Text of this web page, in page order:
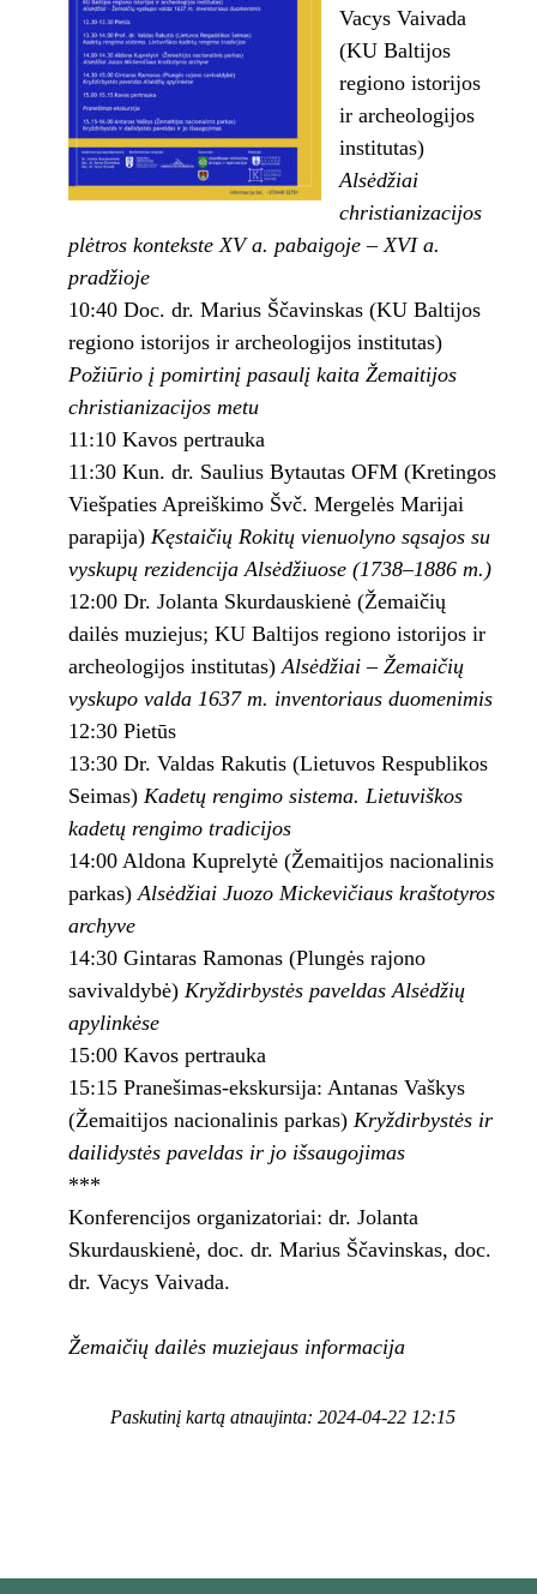
Vacys Vaivada
(KU Baltijos
regiono istorijos
ir archeologijos
institutas)
Alsėdžiai
christianizacijos
plėtros kontekste XV a. pabaigoje – XVI a.
pradžioje
10:40 Doc. dr. Marius Ščavinskas (KU Baltijos
regiono istorijos ir archeologijos institutas)
Požiūrio į pomirtinį pasaulį kaita Žemaitijos
christianizacijos metu
11:10 Kavos pertrauka
11:30 Kun. dr. Saulius Bytautas OFM (Kretingos
Viešpaties Apreiškimo Švč. Mergelės Marijai
parapija) Kęstaičių Rokitų vienuolyno sąsajos su
vyskupų rezidencija Alsėdžiuose (1738–1886 m.)
12:00 Dr. Jolanta Skurdauskienė (Žemaičių
dailės muziejus; KU Baltijos regiono istorijos ir
archeologijos institutas)Alsėdžiai – Žemaičių
vyskupo valda 1637 m. inventoriaus duomenimis
12:30 Pietūs
13:30 Dr. Valdas Rakutis (Lietuvos Respublikos
Seimas) Kadetų rengimo sistema. Lietuviškos
kadetų rengimo tradicijos
14:00 Aldona Kuprelytė (Žemaitijos nacionalinis
parkas)Alsėdžiai Juozo Mickevičiaus kraštotyros
archyve
14:30 Gintaras Ramonas (Plungės rajono
savivaldybė) Kryždirbystės paveldas Alsėdžių
apylinkėse
15:00 Kavos pertrauka
15:15 Pranešimas-ekskursija: Antanas Vaškys
(Žemaitijos nacionalinis parkas) Kryždirbystės ir
dailidystės paveldas ir jo išsaugojimas
***
Konferencijos organizatoriai: dr. Jolanta
Skurdauskienė, doc. dr. Marius Ščavinskas, doc.
dr. Vacys Vaivada.
Žemaičių dailės muziejaus informacija
Paskutinį kartą atnaujinta: 2024-04-22 12:15